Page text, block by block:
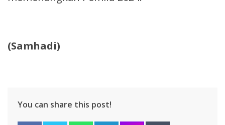
(Samhadi)
You can share this post!